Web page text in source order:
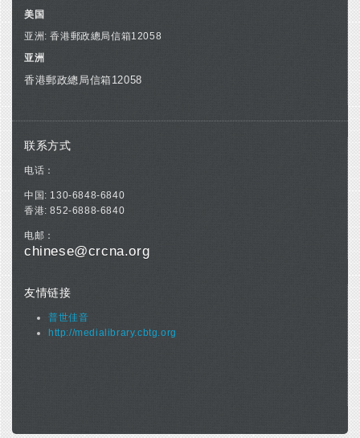
美国
亚洲: 香港郵政總局信箱12058
亚洲
香港郵政總局信箱12058
联系方式
电话：
中国: 130-6848-6840
香港: 852-6888-6840
电邮：
chinese@crcna.org
友情链接
普世佳音
http://medialibrary.cbtg.org